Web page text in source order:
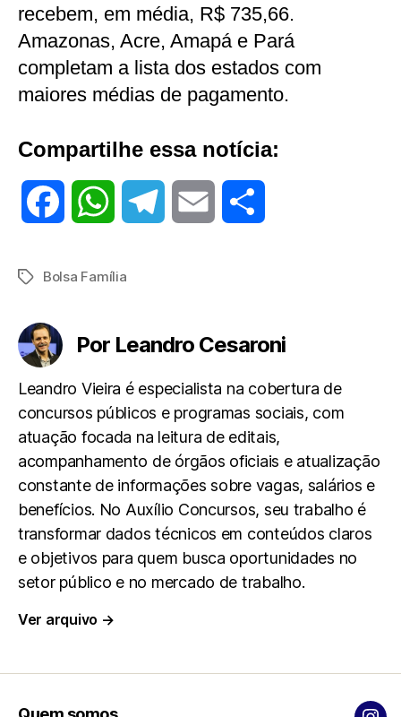
recebem, em média, R$ 735,66.
Amazonas, Acre, Amapá e Pará
completam a lista dos estados com
maiores médias de pagamento.
Compartilhe essa notícia:
o
o
A
p
r
a
TagsBolsa Família
Por Leandro Cesaroni
Leandro Vieira é especialista na cobertura de
concursos públicos e programas sociais, com
atuação focada na leitura de editais,
acompanhamento de órgãos oficiais e atualização
constante de informações sobre vagas, salários e
benefícios. No Auxílio Concursos, seu trabalho é
transformar dados técnicos em conteúdos claros
e objetivos para quem busca oportunidades no
setor público e no mercado de trabalho.
Ver arquivo →